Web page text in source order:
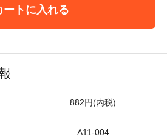
ートに入れる
882円(内税)
A11-004